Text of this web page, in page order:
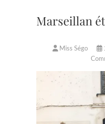
Marseillan
Miss Ségo